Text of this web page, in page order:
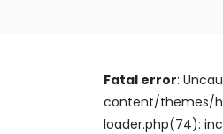
Fatal error:
content/themes/
loader.php(74):